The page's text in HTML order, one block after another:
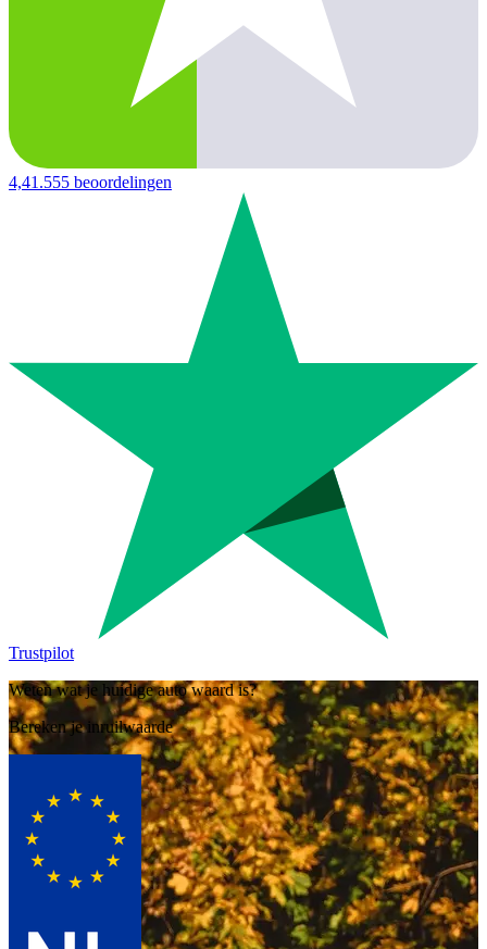
4,41.555 beoordelingen
Trustpilot
Weten wat je huidige auto waard is?
Bereken je inruilwaarde